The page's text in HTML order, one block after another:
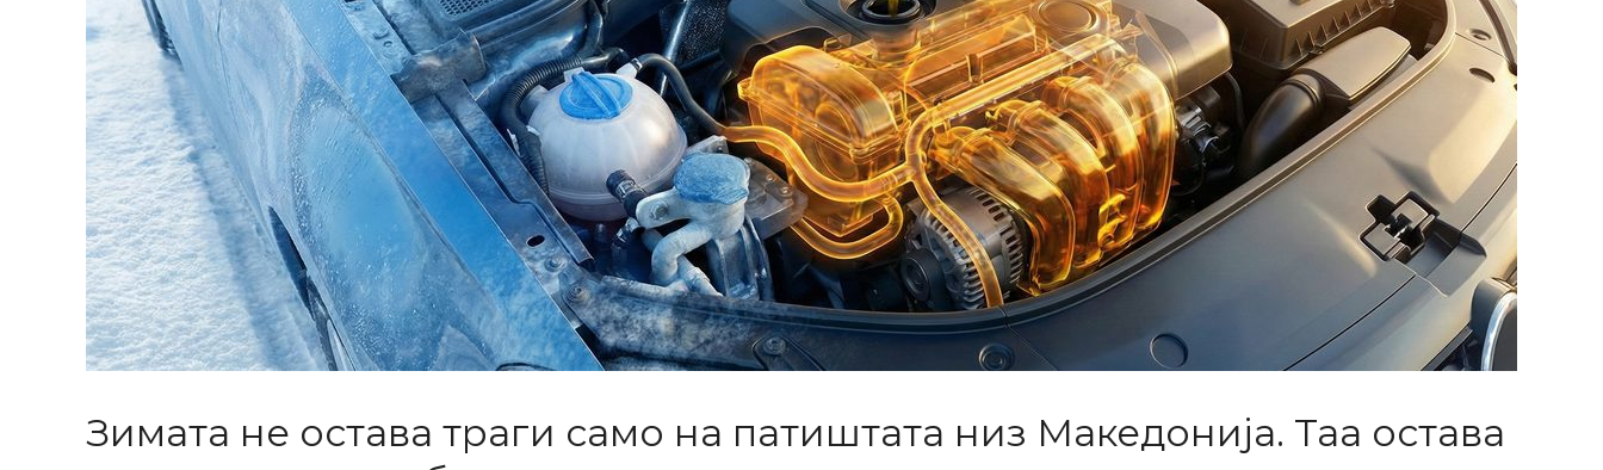
Зимата не остава траги само на патиштата низ Македонија. Таа остава